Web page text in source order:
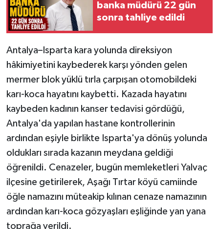
banka müdürü 22 gün
sonra tahliye edildi
Antalya–Isparta kara yolunda direksiyon
hâkimiyetini kaybederek karşı yönden gelen
mermer blok yüklü tırla çarpışan otomobildeki
karı-koca hayatını kaybetti. Kazada hayatını
kaybeden kadının kanser tedavisi gördüğü,
Antalya'da yapılan hastane kontrollerinin
ardından eşiyle birlikte Isparta'ya dönüş yolunda
oldukları sırada kazanın meydana geldiği
öğrenildi. Cenazeler, bugün memleketleri Yalvaç
ilçesine getirilerek, Aşağı Tırtar köyü camiinde
öğle namazını müteakip kılınan cenaze namazının
ardından karı-koca gözyaşları eşliğinde yan yana
toprağa verildi.